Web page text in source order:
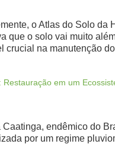
o Atlas do Solo da
que o solo vai muito
crucial na manutenção
Restauração em um
Caatinga, endêmico do
por um regime